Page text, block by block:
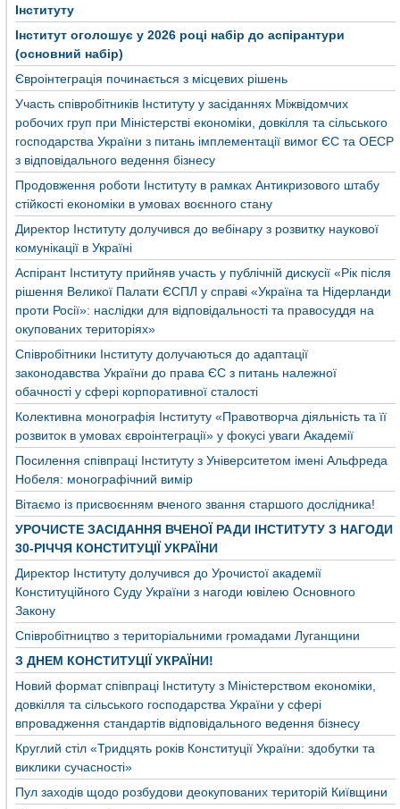
Інституту
Інститут оголошує у 2026 році набір до аспірантури
(основний набір)
Євроінтеграція починається з місцевих рішень
Участь співробітників Інституту у засіданнях Міжвідомчих
робочих груп при Міністерстві економіки, довкілля та сільського
господарства України з питань імплементації вимог ЄС та ОЕСР
з відповідального ведення бізнесу
Продовження роботи Інституту в рамках Антикризового штабу
стійкості економіки в умовах воєнного стану
Директор Інституту долучився до вебінару з розвитку наукової
комунікації в Україні
Аспірант Інституту прийняв участь у публічній дискусії «Рік після
рішення Великої Палати ЄСПЛ у справі «Україна та Нідерланди
проти Росії»: наслідки для відповідальності та правосуддя на
окупованих територіях»
Співробітники Інституту долучаються до адаптації
законодавства України до права ЄС з питань належної
обачності у сфері корпоративної сталості
Колективна монографія Інституту «Правотворча діяльність та її
розвиток в умовах євроінтеграції» у фокусі уваги Академії
Посилення співпраці Інституту з Університетом імені Альфреда
Нобеля: монографічний вимір
Вітаємо із присвоєнням вченого звання старшого дослідника!
УРОЧИСТЕ ЗАСІДАННЯ ВЧЕНОЇ РАДИ ІНСТИТУТУ З НАГОДИ
30-РІЧЧЯ КОНСТИТУЦІЇ УКРАЇНИ
Директор Інституту долучився до Урочистої академії
Конституційного Суду України з нагоди ювілею Основного
Закону
Співробітництво з територіальними громадами Луганщини
З ДНЕМ КОНСТИТУЦІЇ УКРАЇНИ!
Новий формат співпраці Інституту з Міністерством економіки,
довкілля та сільського господарства України у сфері
впровадження стандартів відповідального ведення бізнесу
Круглий стіл «Тридцять років Конституції України: здобутки та
виклики сучасності»
Пул заходів щодо розбудови деокупованих територій Київщини